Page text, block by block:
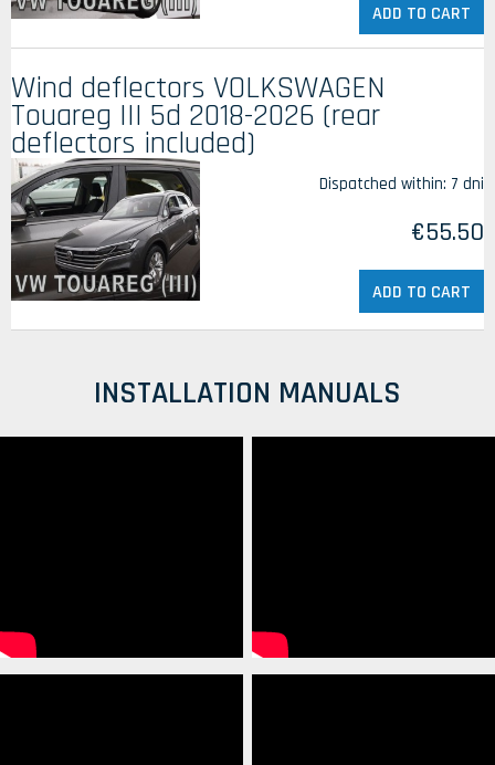
ADD TO CART
Wind deflectors VOLKSWAGEN
Touareg III 5d 2018-2026 (rear
deflectors included)
Dispatched within: 7 dni
€55.50
ADD TO CART
INSTALLATION MANUALS